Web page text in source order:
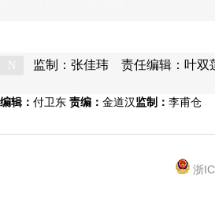
N 监制：张佳玮 责任编辑：叶双
编辑： 付卫东 责编： 金道汉监制： 李甫仓
浙